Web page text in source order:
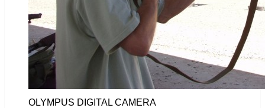
OLYMPUS DIGITAL CAMERA